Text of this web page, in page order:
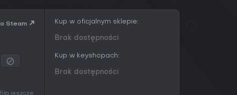
Steam
jeszcze
Kup w oficjalnym sklepie:
Brak dostępności
Kup w keyshopach:
Brak dostępności